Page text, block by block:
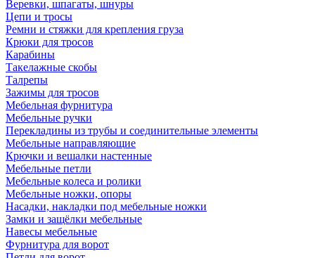
Веревки, шпагаты, шнуры
Цепи и тросы
Ремни и стяжки для крепления груза
Крюки для тросов
Карабины
Такелажные скобы
Талрепы
Зажимы для тросов
Мебельная фурнитура
Мебельные ручки
Перекладины из трубы и соединительные элементы
Мебельные направляющие
Крючки и вешалки настенные
Мебельные петли
Мебельные колеса и ролики
Мебельные ножки, опоры
Насадки, накладки под мебельные ножки
Замки и защёлки мебельные
Навесы мебельные
Фурнитура для ворот